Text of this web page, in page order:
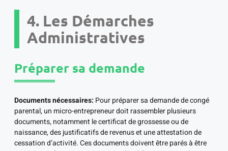
4. Les Démarches
Administratives
Préparer sa demande
Documents nécessaires: Pour préparer sa demande de congé
parental, un micro-entrepreneur doit rassembler plusieurs
documents, notamment le certificat de grossesse ou de
naissance, des justificatifs de revenus et une attestation de
cessation d’activité. Ces documents doivent être parés à être